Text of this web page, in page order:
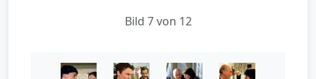
Bild 7 von 12